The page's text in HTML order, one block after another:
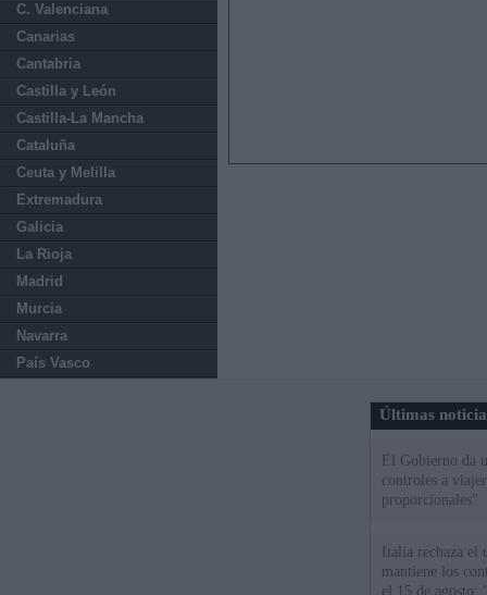
C. Valenciana
Canarias
Cantabria
Castilla y León
Castilla-La Mancha
Cataluña
Ceuta y Melilla
Extremadura
Galicia
La Rioja
Madrid
Murcia
Navarra
País Vasco
Últimas
El Gobierno da
controles a
proporcionales"
Italia rechaza
mantiene los
el 15 de agosto: